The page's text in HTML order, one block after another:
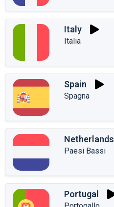
Italy
Italia
Spain
Spagna
Netherlands
Paesi Bassi
Portugal